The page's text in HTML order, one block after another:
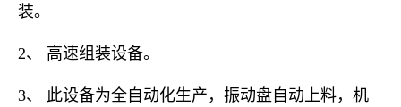
装。
2、 高速组装设备。
3、 此设备为全自动化生产，振动盘自动上料，机